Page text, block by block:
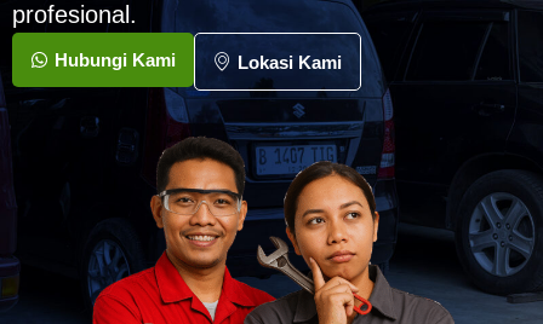
profesional.
Hubungi Kami Lokasi Kami